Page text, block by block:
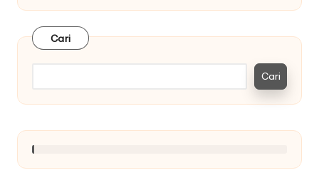
Cari
Cari